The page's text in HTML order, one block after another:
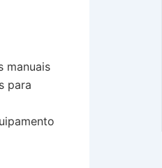
manuais
para